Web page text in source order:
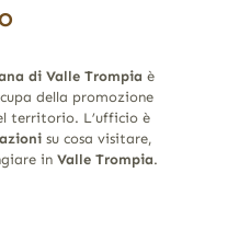
di Valle Trompia è
della promozione
territorio. L’ufficio è
su cosa visitare,
in Valle Trompia.